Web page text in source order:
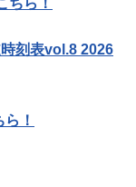
ちら！
刻表vol.8 2026
！